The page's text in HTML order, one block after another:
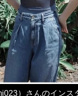
）さんのインス